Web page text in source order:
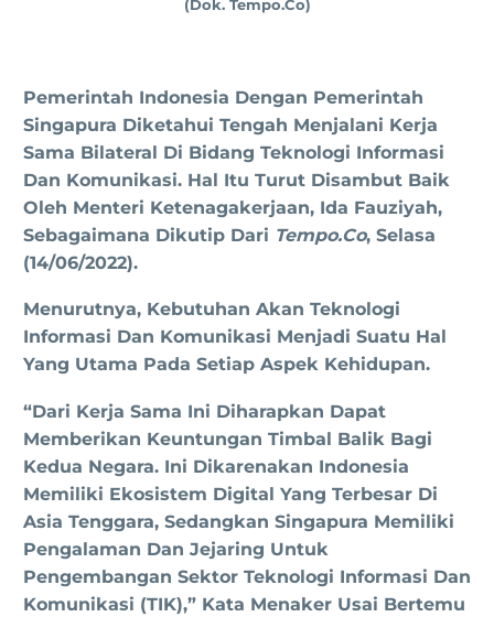
(Dok. Tempo.co)
Pemerintah Indonesia Dengan Pemerintah
Singapura Diketahui Tengah Menjalani Kerja
Sama Bilateral Di Bidang Teknologi Informasi
Dan Komunikasi. Hal Itu Turut Disambut Baik
Oleh Menteri Ketenagakerjaan, Ida Fauziyah,
Sebagaimana Dikutip Dari Tempo.co, Selasa
(14/06/2022).
Menurutnya, Kebutuhan Akan Teknologi
Informasi Dan Komunikasi Menjadi Suatu Hal
Yang Utama Pada Setiap Aspek Kehidupan.
“Dari Kerja Sama Ini Diharapkan Dapat
Memberikan Keuntungan Timbal Balik Bagi
Kedua Negara. Ini Dikarenakan Indonesia
Memiliki Ekosistem Digital Yang Terbesar Di
Asia Tenggara, Sedangkan Singapura Memiliki
Pengalaman Dan Jejaring Untuk
Pengembangan Sektor Teknologi Informasi Dan
Komunikasi (TIK),” Kata Menaker Usai Bertemu